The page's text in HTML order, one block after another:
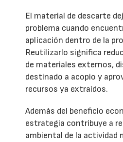
El material de descarte
problema cuando
aplicación dentro de la
Reutilizarlo significa
de materiales externos,
destinado a acopio y
recursos ya extraídos.
Además del beneficio
estrategia contribuye a
ambiental de la actividad